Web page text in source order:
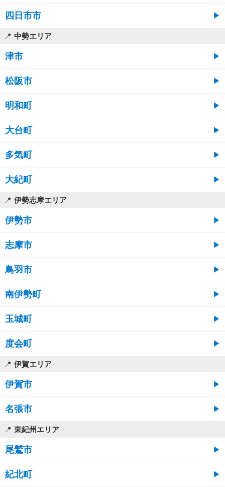
四日市市
中勢エリア
津市
松阪市
明和町
大台町
多気町
大紀町
伊勢志摩エリア
伊勢市
志摩市
鳥羽市
南伊勢町
玉城町
度会町
伊賀エリア
伊賀市
名張市
東紀州エリア
尾鷲市
紀北町